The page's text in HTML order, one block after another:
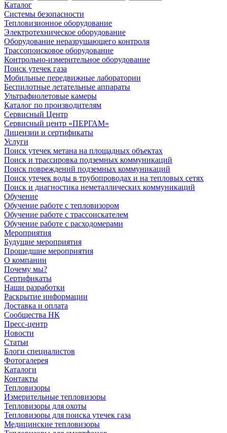
Каталог
Системы безопасности
Тепловизионное оборудование
Электротехническое оборудование
Оборудование неразрушающего контроля
Трассопоисковое оборудование
Контрольно-измерительное оборудование
Поиск утечек газа
Мобильные передвижные лаборатории
Беспилотные летательные аппараты
Ультрафиолетовые камеры
Каталог по производителям
Сервисный Центр
Сервисный центр «ПЕРГАМ»
Лицензии и сертификаты
Услуги
Поиск утечек метана на площадных объектах
Поиск и трассировка подземных коммуникаций
Поиск повреждений подземных коммуникаций
Поиск утечек воды в трубопроводах и на тепловых сетях
Поиск и диагностика неметаллических коммуникаций
Обучение
Обучение работе с тепловизором
Обучение работе с трассоискателем
Обучение работе с расходомерами
Мероприятия
Будущие мероприятия
Прошедшие мероприятия
О компании
Почему мы?
Сертификаты
Наши разработки
Раскрытие информации
Доставка и оплата
Сообщества НК
Пресс-центр
Новости
Статьи
Блоги специалистов
Фотогалерея
Каталоги
Контакты
Тепловизоры
Измерительные тепловизоры
Тепловизоры для охоты
Тепловизоры для поиска утечек газа
Медицинские тепловизоры